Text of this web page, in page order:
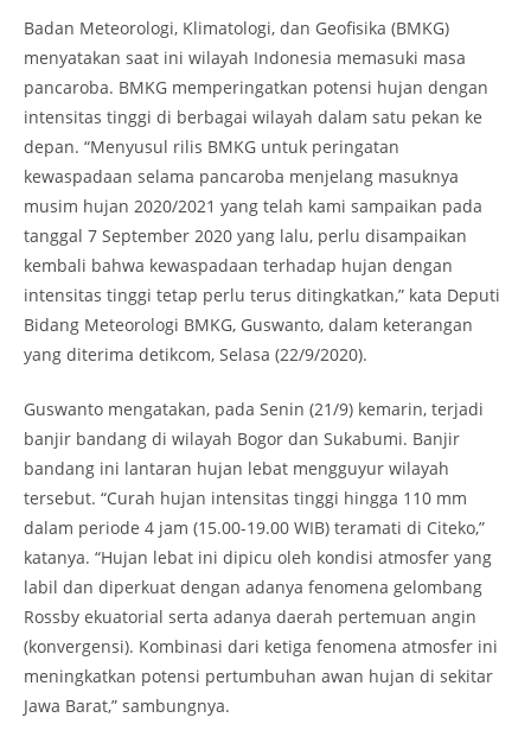
Badan Meteorologi, Klimatologi, dan Geofisika (BMKG)
menyatakan saat ini wilayah Indonesia memasuki masa
pancaroba. BMKG memperingatkan potensi hujan dengan
intensitas tinggi di berbagai wilayah dalam satu pekan ke
depan. “Menyusul rilis BMKG untuk peringatan
kewaspadaan selama pancaroba menjelang masuknya
musim hujan 2020/2021 yang telah kami sampaikan pada
tanggal 7 September 2020 yang lalu, perlu disampaikan
kembali bahwa kewaspadaan terhadap hujan dengan
intensitas tinggi tetap perlu terus ditingkatkan,” kata Deputi
Bidang Meteorologi BMKG, Guswanto, dalam keterangan
yang diterima detikcom, Selasa (22/9/2020).
Guswanto mengatakan, pada Senin (21/9) kemarin, terjadi
banjir bandang di wilayah Bogor dan Sukabumi. Banjir
bandang ini lantaran hujan lebat mengguyur wilayah
tersebut. “Curah hujan intensitas tinggi hingga 110 mm
dalam periode 4 jam (15.00-19.00 WIB) teramati di Citeko,”
katanya. “Hujan lebat ini dipicu oleh kondisi atmosfer yang
labil dan diperkuat dengan adanya fenomena gelombang
Rossby ekuatorial serta adanya daerah pertemuan angin
(konvergensi). Kombinasi dari ketiga fenomena atmosfer ini
meningkatkan potensi pertumbuhan awan hujan di sekitar
Jawa Barat,” sambungnya.